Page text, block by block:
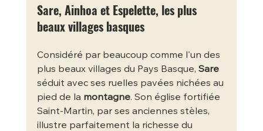
Sare, Ainhoa et Espelette, les plus
beaux villages basques
Considéré par beaucoup comme l'un des
plus beaux villages du Pays Basque, Sare
séduit avec ses ruelles pavées nichées au
pied de la montagne. Son église fortifiée
Saint-Martin, par ses anciennes stèles,
illustre parfaitement la richesse du